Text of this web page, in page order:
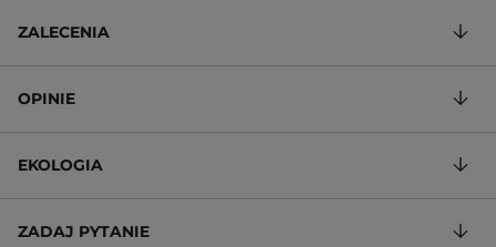
ZALECENIA
OPINIE
EKOLOGIA
ZADAJ PYTANIE